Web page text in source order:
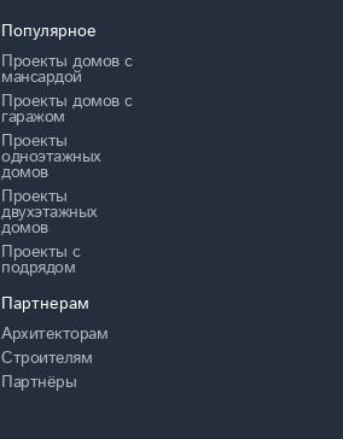
Популярное
Проекты домов с
мансардой
Проекты домов с
гаражом
Проекты
одноэтажных
домов
Проекты
двухэтажных
домов
Проекты с
подрядом
Партнерам
Архитекторам
Строителям
Партнёры